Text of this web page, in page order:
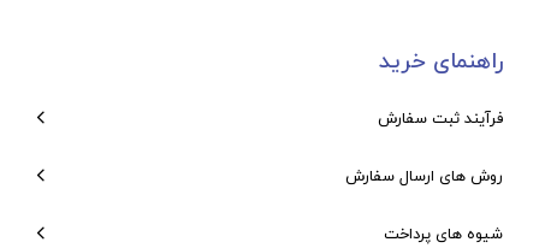
راهنمای خرید
فرآیند ثبت سفارش
روش های ارسال سفارش
شیوه های پرداخت